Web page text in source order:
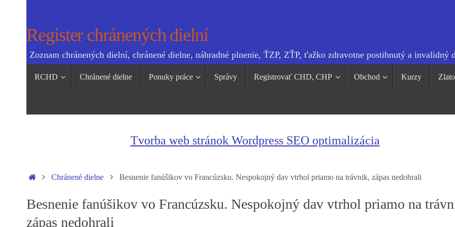
Register chránených dielní
Zoznam chránených dielní, chránené dielne, náhradné plnenie, ŤZP, ZŤP, ťažko zdravotne postihnutý a invalidný
RCHD Chránené dielne Ponuky práce Správy Registrovať CHD, CHP Obchod Kurzy Zlato
Tvorba web stránok Wordpress SEO optimalizácia
HomeChránené dielne Besnenie fanúšikov vo Francúzsku. Nespokojný dav vtrhol priamo na trávnik, zápas nedohrali
Besnenie fanúšikov vo Francúzsku. Nespokojný dav vtrhol priamo na
zápas nedohrali